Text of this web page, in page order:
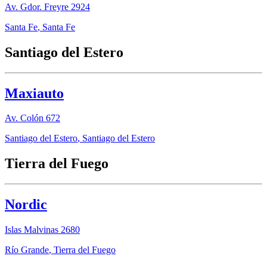
Av. Gdor. Freyre 2924
Santa Fe, Santa Fe
Santiago del Estero
Maxiauto
Av. Colón 672
Santiago del Estero, Santiago del Estero
Tierra del Fuego
Nordic
Islas Malvinas 2680
Río Grande, Tierra del Fuego